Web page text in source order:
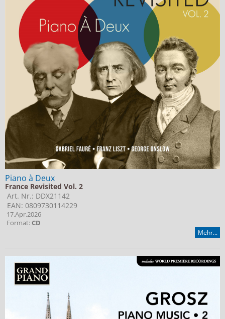
Piano à Deux
France Revisited Vol. 2
Art. Nr.: DDX21142
EAN: 0809730114229
17.Apr.2026
Format:CD
Mehr...